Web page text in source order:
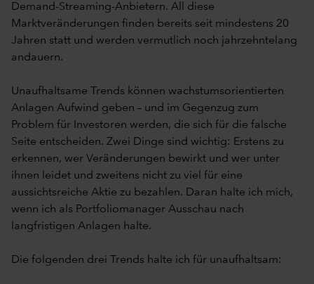
Demand-Streaming-Anbietern. All diese
Marktveränderungen finden bereits seit mindestens 20
Jahren statt und werden vermutlich noch jahrzehntelang
andauern.
Unaufhaltsame Trends können wachstumsorientierten
Anlagen Aufwind geben – und im Gegenzug zum
Problem für Investoren werden, die sich für die falsche
Seite entscheiden. Zwei Dinge sind wichtig: Erstens zu
erkennen, wer Veränderungen bewirkt und wer unter
ihnen leidet und zweitens nicht zu viel für eine
aussichtsreiche Aktie zu bezahlen. Daran halte ich mich,
wenn ich als Portfoliomanager Ausschau nach
langfristigen Anlagen halte.
Die folgenden drei Trends halte ich für unaufhaltsam: